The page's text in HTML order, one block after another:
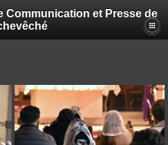
Communication et Presse de